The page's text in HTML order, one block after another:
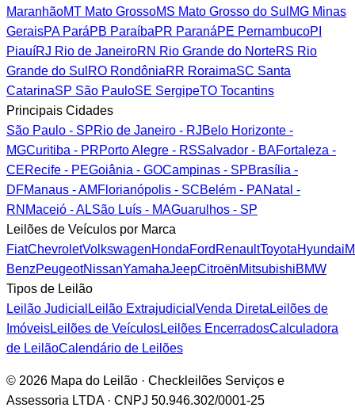
MaranhãoMT Mato GrossoMS Mato Grosso do Sul MG Minas
GeraisPAParáPB ParaíbaPR ParanáPE PernambucoPI
PiauíRJ Rio de JaneiroRN Rio Grande do NorteRS Rio
Grande do Sul RO RondôniaRR RoraimaSC Santa
CatarinaSP São PauloSE SergipeTO Tocantins
Principais Cidades
São Paulo - SPRio de Janeiro - RJBelo Horizonte -
MGCuritiba - PRPorto Alegre - RSSalvador - BAFortaleza -
CERecife - PEGoiânia - GOCampinas - SPBrasília -
DFManaus - AM Florianópolis - SCBelém - PANatal -
RN Maceió - ALSão Luís - MAGuarulhos - SP
Leilões de Veículos por Marca
FiatChevroletVolkswagenHondaFord RenaultToyotaHyundai
BenzPeugeotNissanYamahaJeepCitroënMitsubishiBMW
Tipos de Leilão
Leilão Judicial Leilão Extrajudicial Venda Direta Leilões de
ImóveisLeilões de VeículosLeilões EncerradosCalculadora
de LeilãoCalendário de Leilões
© 2026 Mapa do Leilão · Checkleilões Serviços e
Assessoria LTDA · CNPJ 50.946.302/0001-25